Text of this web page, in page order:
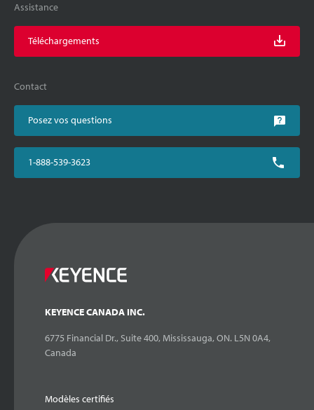
Assistance
Téléchargements
Contact
Posez vos questions
1-888-539-3623
KEYENCE CANADA INC.
6775 Financial Dr., Suite 400, Mississauga, ON. L5N 0A4,
Canada
Modèles certifiés